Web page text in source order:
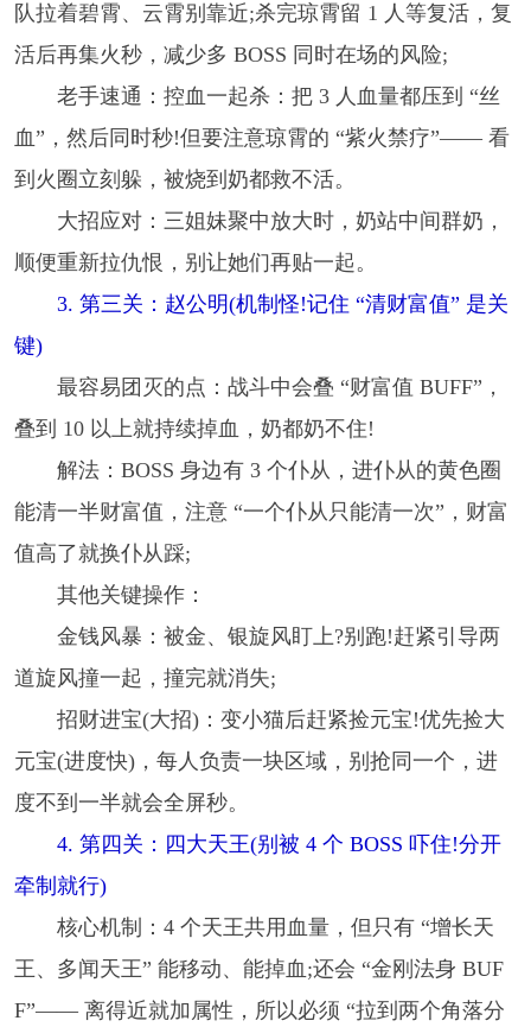
队拉着碧霄、云霄别靠近;杀完琼霄留 1 人等复活，复
活后再集火秒，减少多 BOSS 同时在场的风险;
老手速通：控血一起杀：把 3 人血量都压到 “丝
血”，然后同时秒!但要注意琼霄的 “紫火禁疗”—— 看
到火圈立刻躲，被烧到奶都救不活。
大招应对：三姐妹聚中放大时，奶站中间群奶，
顺便重新拉仇恨，别让她们再贴一起。
3. 第三关：赵公明(机制怪!记住 “清财富值” 是关
键)
最容易团灭的点：战斗中会叠 “财富值 BUFF”，
叠到 10 以上就持续掉血，奶都奶不住!
解法：BOSS 身边有 3 个仆从，进仆从的黄色圈
能清一半财富值，注意 “一个仆从只能清一次”，财富
值高了就换仆从踩;
其他关键操作：
金钱风暴：被金、银旋风盯上?别跑!赶紧引导两
道旋风撞一起，撞完就消失;
招财进宝(大招)：变小猫后赶紧捡元宝!优先捡大
元宝(进度快)，每人负责一块区域，别抢同一个，进
度不到一半就会全屏秒。
4. 第四关：四大天王(别被 4 个 BOSS 吓住!分开
牵制就行)
核心机制：4 个天王共用血量，但只有 “增长天
王、多闻天王” 能移动、能掉血;还会 “金刚法身 BUF
F”—— 离得近就加属性，所以必须 “拉到两个角落分